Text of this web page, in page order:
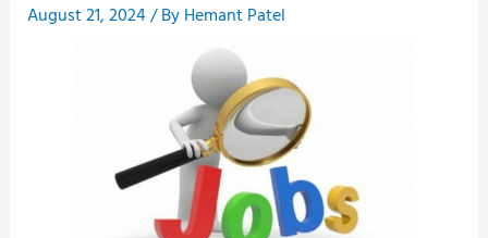
August 21, 2024/ ByHemant Patel